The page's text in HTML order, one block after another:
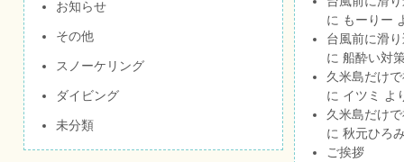
お知らせ
その他
スノーケリング
ダイビング
未分類
に もーりー
台風前に滑
に 船酔い対
久米島だけ
に イツミ
よ
久米島だけ
に 秋元ひろ
ご挨拶